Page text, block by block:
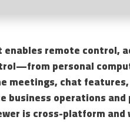
remote control,
personal
meetings, chat
operations
is cross-platform and